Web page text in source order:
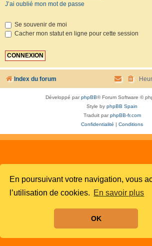
En poursuivant votre navigation, vous
l’utilisation de cookies. En savoir plus
OK
J’ai oublié mon mot de passe
Se souvenir de moi
Cacher mon statut en ligne pour cette session
Index du forum
Développé parphpBB® Forum Software ©
Style by phpBB Spain
Traduit parphpBB-fr.com
Confidentialité
Conditions